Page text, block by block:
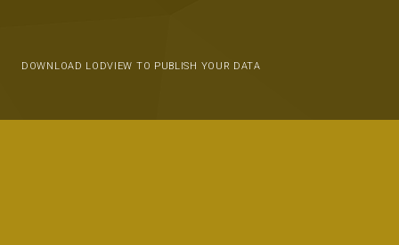
DOWNLOAD LODVIEW TO PUBLISH YOUR DATA